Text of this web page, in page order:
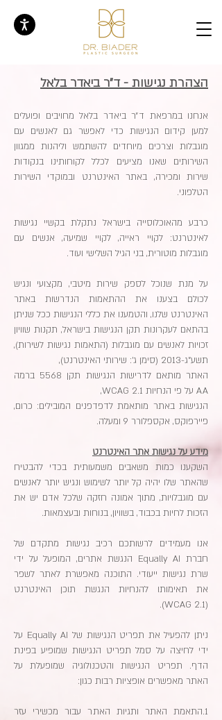
הצהרת נגישות - ד״ר ביאדר בלאל
אנחנו במרפאת ד״ר ביאדר בלאל מחויבים ופועלים
למען קידום הנגישות כדי לאפשר גם לאנשים עם
מוגבלות וצרכים מיוחדים להשתמש וליהנות ממגוון
השירותים שאנו מציעים לכלל לקוחותינו בנקודות
שירות ומכירה, באתר האינטרנט ובמוקדי השירות
הטלפוני.
כרבע מהאוכלוסייה בישראל נתקלת בקשיי נגישות
לאינטרנט: לקויי ראייה, לקויי שמיעה, אנשים עם
מוגבלות מוטורית, בני הגיל השלישי ועוד.
על מנת שנוכל לספק שירות מיטבי, מקצועי ונגיש
לכולם בצענו את ההתאמות הנדרשות באתר
האינטרנט שלנו, והטמענו את כללי הנגישות ככל שניתן
בהתאם לעקרונות תקן הנגישות בישראל, תקנות שוויון
זכויות לאנשים עם מוגבלות (התאמות נגישות לשירות),
תשע"ג-2013 (סימן ג': שירותי האינטרנט),
האתר מותאם לדרישות הנגישות תקן 5568 ברמה
AA על פי הנחיות WCAG 2.1,
הנגישות באתר מותאמת לדפדפנים המובילים: כרום,
פיירפוקס, אקספלורר 9 ומעלה.
מידע על נגישות אתר האינטרנט
השקענו כמות משאבים משמעותית בכדי להבטיח
שהאתר שלו יהיה קל יותר לשימוש ונגיש יותר לאנשים
עם מוגבלויות, מתוך אמונה חזקה שלכל אדם יש את
הזכות לחיות בכבוד, בשוויון, בנוחות ובעצמאות.
אנו מעמידים לרשותכם רכיב נגישות מתקדם של
חברת Equally AI הנגשת אתרים, המופעל על ידי
שרת נגישות ייעודי. התוכנה מאפשרת לאתר לשפר
את תאימותו להנחיות הנגשת תוכן האינטרנט
(WCAG 2.1).
ניתן להפעיל את תפריט הנגישות של Equally AI על
ידי לחיצה על סמל תפריט הנגישות שמופיע בפינת
הדף. תפריט הנגישות והטכנולוגיה שמופעלת על
האתר מאפשרים אופציות רבות כגון:
1.התאמת האתר ותגיות האתר עבור מכשירי עזר